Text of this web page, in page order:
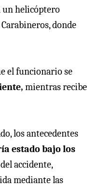
un helicóptero
donde
el funcionario se
mientras recibe
los antecedentes
estado bajo los
accidente,
mediante las